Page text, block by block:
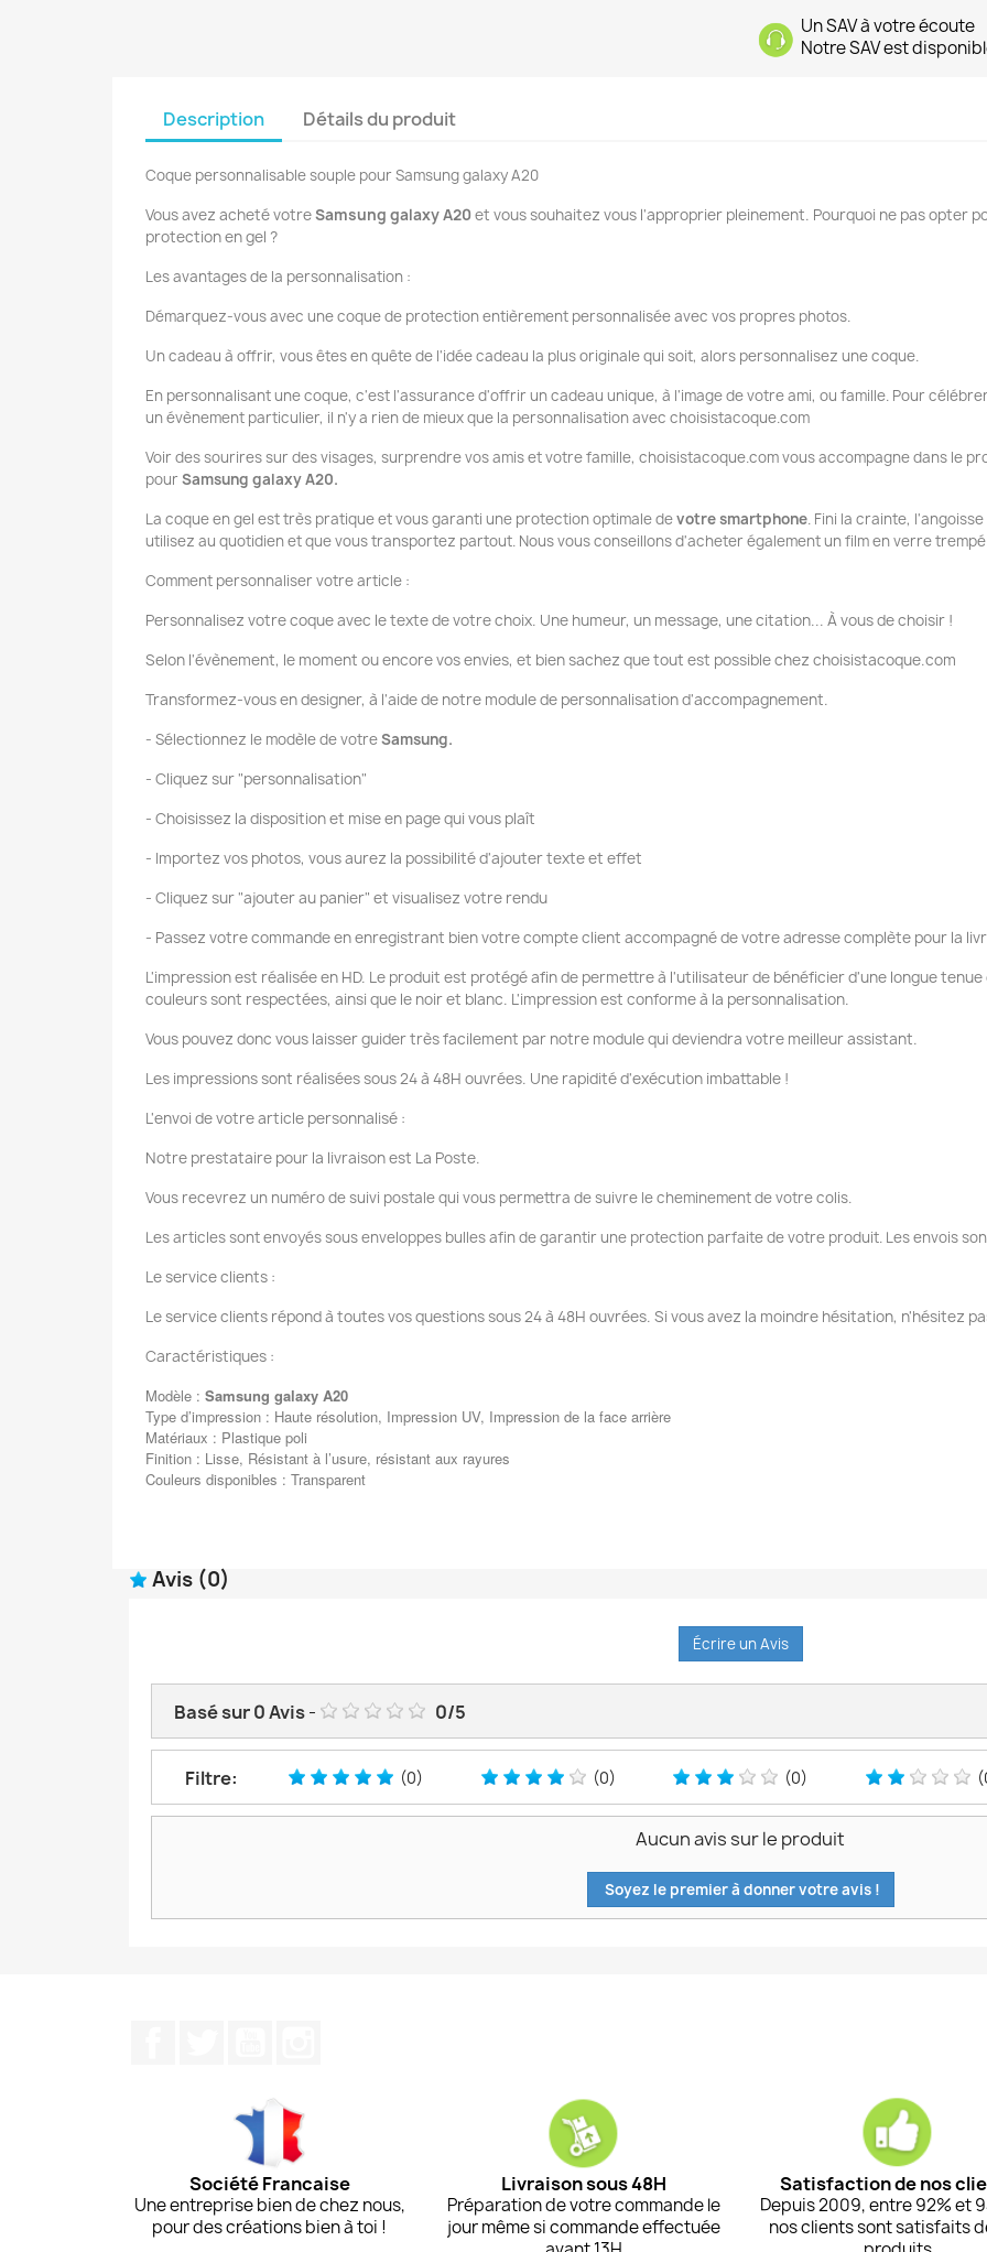
Un SAV à votre écoute
Notre SAV est
Description Détails du produit
Coque personnalisable souple pour Samsung galaxy A20
Vous avez acheté votreSamsung galaxy A20 et vous souhaitez vous l'approprier pleinement. Pourquoi ne pas opter
protection en gel ?
Les avantages de la personnalisation :
Démarquez-vous avec une coque de protection entièrement personnalisée avec vos propres photos.
Un cadeau à offrir, vous êtes en quête de l'idée cadeau la plus originale qui soit, alors personnalisez une coque.
En personnalisant une coque, c'est l'assurance d'offrir un cadeau unique, à l'image de votre ami, ou famille. Pour
un évènement particulier, il n'y a rien de mieux que la personnalisation avec choisistacoque.com
Voir des sourires sur des visages, surprendre vos amis et votre famille, choisistacoque.com vous accompagne dans le
pour Samsung galaxy A20.
La coque en gel est très pratique et vous garanti une protection optimale devotre smartphone. Fini la crainte,
utilisez au quotidien et que vous transportez partout. Nous vous conseillons d'acheter également un film en verre
Comment personnaliser votre article :
Personnalisez votre coque avec le texte de votre choix. Une humeur, un message, une citation... À vous de choisir !
Selon l'évènement, le moment ou encore vos envies, et bien sachez que tout est possible chez choisistacoque.com
Transformez-vous en designer, à l'aide de notre module de personnalisation d'accompagnement.
- Sélectionnez le modèle de votreSamsung.
- Cliquez sur "personnalisation"
- Choisissez la disposition et mise en page qui vous plaît
- Importez vos photos, vous aurez la possibilité d'ajouter texte et effet
- Cliquez sur "ajouter au panier" et visualisez votre rendu
- Passez votre commande en enregistrant bien votre compte client accompagné de votre adresse complète pour la
L'impression est réalisée en HD. Le produit est protégé afin de permettre à l'utilisateur de bénéficier d'une longue
couleurs sont respectées, ainsi que le noir et blanc. L'impression est conforme à la personnalisation.
Vous pouvez donc vous laisser guider très facilement par notre module qui deviendra votre meilleur assistant.
Les impressions sont réalisées sous 24 à 48H ouvrées. Une rapidité d'exécution imbattable !
L'envoi de votre article personnalisé :
Notre prestataire pour la livraison est La Poste.
Vous recevrez un numéro de suivi postale qui vous permettra de suivre le cheminement de votre colis.
Les articles sont envoyés sous enveloppes bulles afin de garantir une protection parfaite de votre produit. Les envois
Le service clients :
Le service clients répond à toutes vos questions sous 24 à 48H ouvrées. Si vous avez la moindre hésitation, n'hésitez
Caractéristiques :
Modèle : Samsung galaxy A20
Type d’impression : Haute résolution, Impression UV, Impression de la face arrière
Matériaux : Plastique poli
Finition : Lisse, Résistant à l’usure, résistant aux rayures
Couleurs disponibles : Transparent
Avis (0)
Écrire un Avis
Basé sur0Avis- 0/5
Filtre: (0) (0) (0)
Aucun avis sur le produit
Soyez le premier à donner votre avis !
Société Francaise
Une entreprise bien de chez nous,
pour des créations bien à toi !
Livraison sous 48H
Préparation de votre commande le
jour même si commande effectuée
Satisfaction de nos
Depuis 2009, entre 92% et
nos clients sont satisfaits